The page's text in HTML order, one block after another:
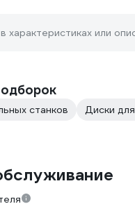
характеристиках или
станков Диски